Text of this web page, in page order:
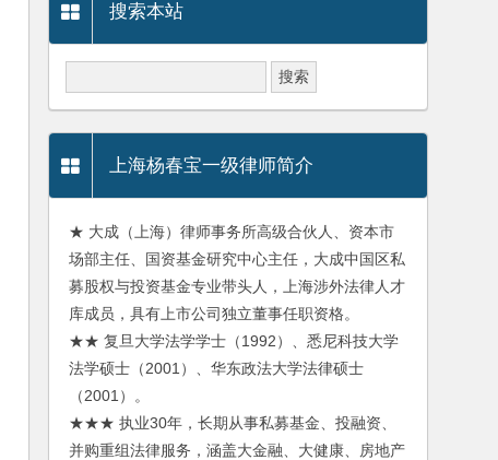
搜索本站
上海杨春宝一级律师简介
★ 大成（上海）律师事务所高级合伙人、资本市
场部主任、国资基金研究中心主任，大成中国区私
募股权与投资基金专业带头人，上海涉外法律人才
库成员，具有上市公司独立董事任职资格。
★★ 复旦大学法学学士（1992）、悉尼科技大学
法学硕士（2001）、华东政法大学法律硕士
（2001）。
★★★ 执业30年，长期从事私募基金、投融资、
并购重组法律服务，涵盖大金融、大健康、房地产